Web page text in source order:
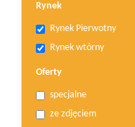
Rynek
Rynek Pierwotny
Rynek wtórny
Oferty
specjalne
ze zdjęciem